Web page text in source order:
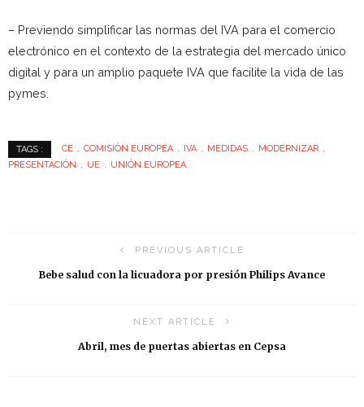
– Previendo simplificar las normas del IVA para el comercio
electrónico en el contexto de la estrategia del mercado único
digital y para un amplio paquete IVA que facilite la vida de las
pymes.
TAGS : CE COMISIÓN EUROPEA IVA MEDIDAS
MODERNIZAR
PRESENTACIÓN
UE UNIÓN EUROPEA
PREVIOUS ARTICLE
Bebe salud con la licuadora por presión Philips Avance
NEXT ARTICLE
Abril, mes de puertas abiertas en Cepsa